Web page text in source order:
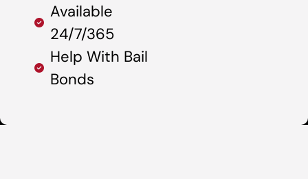
Available
24/7/365
Help With Bail
Bonds